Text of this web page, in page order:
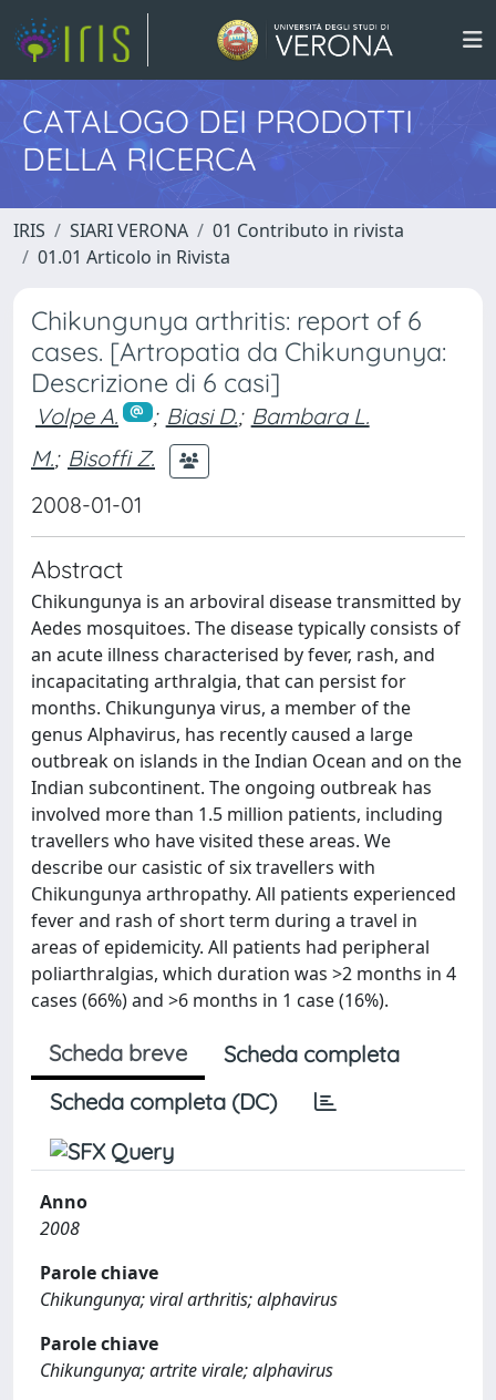
CATALOGO DEI PRODOTTI
DELLA RICERCA
IRIS SIARI VERONA
01 Contributo in rivista
01.01 Articolo in Rivista
Chikungunya arthritis: report of 6
cases. [Artropatia da Chikungunya:
Descrizione di 6 casi]
Volpe A. ; Biasi D.; Bambara L.
M.; Bisoffi Z.
2008-01-01
Abstract
Chikungunya is an arboviral disease transmitted by
Aedes mosquitoes. The disease typically consists of
an acute illness characterised by fever, rash, and
incapacitating arthralgia, that can persist for
months. Chikungunya virus, a member of the
genus Alphavirus, has recently caused a large
outbreak on islands in the Indian Ocean and on the
Indian subcontinent. The ongoing outbreak has
involved more than 1.5 million patients, including
travellers who have visited these areas. We
describe our casistic of six travellers with
Chikungunya arthropathy. All patients experienced
fever and rash of short term during a travel in
areas of epidemicity. All patients had peripheral
poliarthralgias, which duration was >2 months in 4
cases (66%) and >6 months in 1 case (16%).
Scheda breve
Scheda completa
Scheda completa (DC)
Anno
2008
Parole chiave
Chikungunya; viral arthritis; alphavirus
Parole chiave
Chikungunya; artrite virale; alphavirus